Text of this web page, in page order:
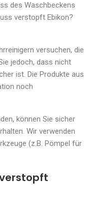
des Waschbeckens
verstopft Ebikon?
versuchen, die
jedoch, dass nicht
ist. Die Produkte aus
noch
können Sie sicher
Wir verwenden
(z.B. Pömpel für